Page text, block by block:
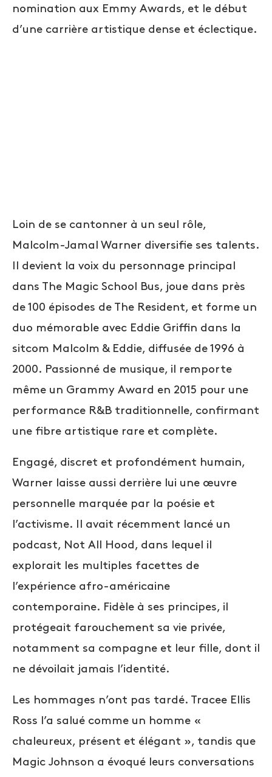
nomination aux Emmy Awards, et le début
d’une carrière artistique dense et éclectique.
Loin de se cantonner à un seul rôle,
Malcolm-Jamal Warner diversifie ses talents.
Il devient la voix du personnage principal
dans The Magic School Bus, joue dans près
de 100 épisodes de The Resident, et forme un
duo mémorable avec Eddie Griffin dans la
sitcom Malcolm & Eddie, diffusée de 1996 à
2000. Passionné de musique, il remporte
même un Grammy Award en 2015 pour une
performance R&B traditionnelle, confirmant
une fibre artistique rare et complète.
Engagé, discret et profondément humain,
Warner laisse aussi derrière lui une œuvre
personnelle marquée par la poésie et
l’activisme. Il avait récemment lancé un
podcast, Not All Hood, dans lequel il
explorait les multiples facettes de
l’expérience afro-américaine
contemporaine. Fidèle à ses principes, il
protégeait farouchement sa vie privée,
notamment sa compagne et leur fille, dont il
ne dévoilait jamais l’identité.
Les hommages n’ont pas tardé. Tracee Ellis
Ross l’a salué comme un homme «
chaleureux, présent et élégant », tandis que
Magic Johnson a évoqué leurs conversations